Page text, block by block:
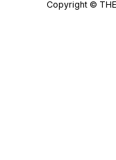
Copyright ©